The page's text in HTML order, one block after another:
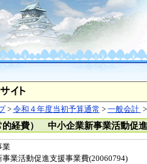
> 令和４年度当初予算通常 > 一般会計
的経費） 中小企業新事業活動促
業
事業活動促進支援事業費(20060794)